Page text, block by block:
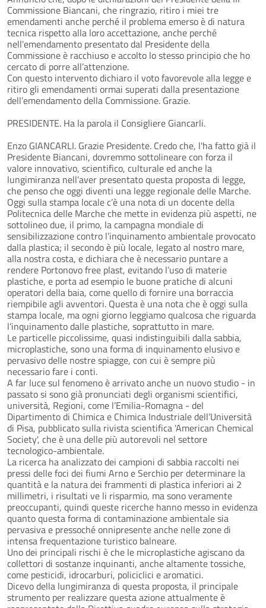
Commissione Biancani, che ringrazio, ritiro i miei tre
emendamenti anche perché il problema emerso è di natura
tecnica rispetto alla loro accettazione, anche perché
nell'emendamento presentato dal Presidente della
Commissione è racchiuso e accolto lo stesso principio che ho
cercato di porre all’attenzione.
Con questo intervento dichiaro il voto favorevole alla legge e
ritiro gli emendamenti ormai superati dalla presentazione
dell’emendamento della Commissione. Grazie.
PRESIDENTE. Ha la parola il Consigliere Giancarli.
Enzo GIANCARLI. Grazie Presidente. Credo che, l'ha fatto già il
Presidente Biancani, dovremmo sottolineare con forza il
valore innovativo, scientifico, culturale ed anche la
lungimiranza nell’aver presentato questa proposta di legge,
che penso che oggi diventi una legge regionale delle Marche.
Oggi sulla stampa locale c’è una nota di un docente della
Politecnica delle Marche che mette in evidenza più aspetti, ne
sottolineo due, il primo, la campagna mondiale di
sensibilizzazione contro l’inquinamento ambientale provocato
dalla plastica; il secondo è più locale, legato al nostro mare,
alla nostra costa, e dichiara che è necessario puntare a
rendere Portonovo free plast, evitando l’uso di materie
plastiche, e porta ad esempio le buone pratiche di alcuni
operatori della baia, come quello di fornire una borraccia
riempibile agli avventori. Questa è una nota che è oggi sulla
stampa locale, ma ogni giorno leggiamo qualcosa che riguarda
l’inquinamento dalle plastiche, soprattutto in mare.
Le particelle piccolissime, quasi indistinguibili dalla sabbia,
microplastiche, sono una forma di inquinamento elusivo e
pervasivo delle nostre spiagge, con cui è sempre più
necessario fare i conti.
A far luce sul fenomeno è arrivato anche un nuovo studio - in
passato si sono già pronunciati degli organismi scientifici,
università, Regioni, come l’Emilia-Romagna - del
Dipartimento di Chimica e Chimica Industriale dell’Università
di Pisa, pubblicato sulla rivista scientifica 'American Chemical
Society', che è una delle più autorevoli nel settore
tecnologico-ambientale.
La ricerca ha analizzato dei campioni di sabbia raccolti nei
pressi delle foci dei fiumi Arno e Serchio per determinare la
quantità e la natura dei frammenti di plastica inferiori ai 2
millimetri, i risultati ve li risparmio, ma sono veramente
preoccupanti, quindi queste ricerche hanno messo in evidenza
quanto questa forma di contaminazione ambientale sia
pervasiva e pressoché onnipresente anche nelle zone di
intensa frequentazione turistico balneare.
Uno dei principali rischi è che le microplastiche agiscano da
collettori di sostanze inquinanti, anche altamente tossiche,
come pesticidi, idrocarburi, policiclici e aromatici.
Dicevo della lungimiranza di questa proposta, il principale
strumento per realizzare questa azione attualmente è